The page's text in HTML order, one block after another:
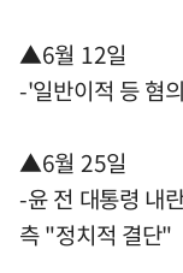
▲6월 12일
-'일반이적 등 혐
▲6월 25일
-윤 전 대통령 내
측 "정치적 결단"